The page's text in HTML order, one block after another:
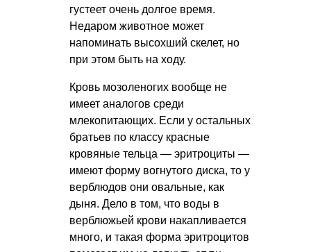
густеет очень долгое время.
Недаром животное может
напоминать высохший скелет, но
при этом быть на ходу.
Кровь мозоленогих вообще не
имеет аналогов среди
млекопитающих. Если у остальных
братьев по классу красные
кровяные тельца — эритроциты —
имеют форму вогнутого диска, то у
верблюдов они овальные, как
дыня. Дело в том, что воды в
верблюжьей крови накапливается
много, и такая форма эритроцитов